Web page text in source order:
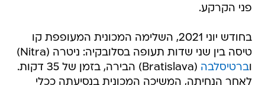
פני הקרקע.
בחודש יוני 2021, השלימה המכונית המעופפת קו
טיסה בין שני שדות תעופה בסלובקיה: ניטרה (Nitra)
וברטיסלבה
(Bratislava) הבירה, בזמן של 35 דקות.
לאחר הנחיתה, המשיכה המכונית בנסיעתה ככלי